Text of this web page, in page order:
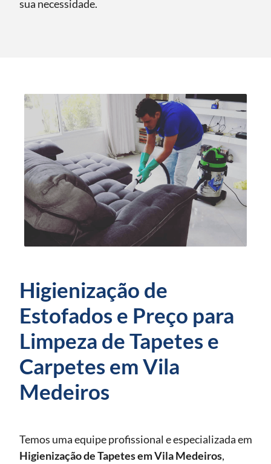
sua necessidade.
Higienização de
Estofados e Preço para
Limpeza de Tapetes e
Carpetes em Vila
Medeiros
Temos uma equipe profissional e especializada em
Higienização de Tapetesem Vila Medeiros,